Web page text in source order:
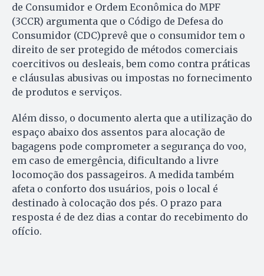
de Consumidor e Ordem Econômica do MPF
(3CCR) argumenta que o Código de Defesa do
Consumidor (CDC)prevê que o consumidor tem o
direito de ser protegido de métodos comerciais
coercitivos ou desleais, bem como contra práticas
e cláusulas abusivas ou impostas no fornecimento
de produtos e serviços.
Além disso, o documento alerta que a utilização do
espaço abaixo dos assentos para alocação de
bagagens pode comprometer a segurança do voo,
em caso de emergência, dificultando a livre
locomoção dos passageiros. A medida também
afeta o conforto dos usuários, pois o local é
destinado à colocação dos pés. O prazo para
resposta é de dez dias a contar do recebimento do
ofício.